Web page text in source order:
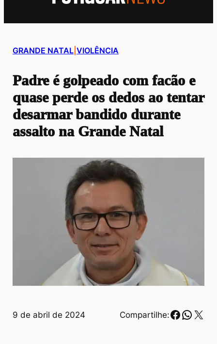
GRANDE NATAL| VIOLÊNCIA
Padre é golpeado com facão e
quase perde os dedos ao tentar
desarmar bandido durante
assalto na Grande Natal
9 de abril de 2024 Compartilhe: X